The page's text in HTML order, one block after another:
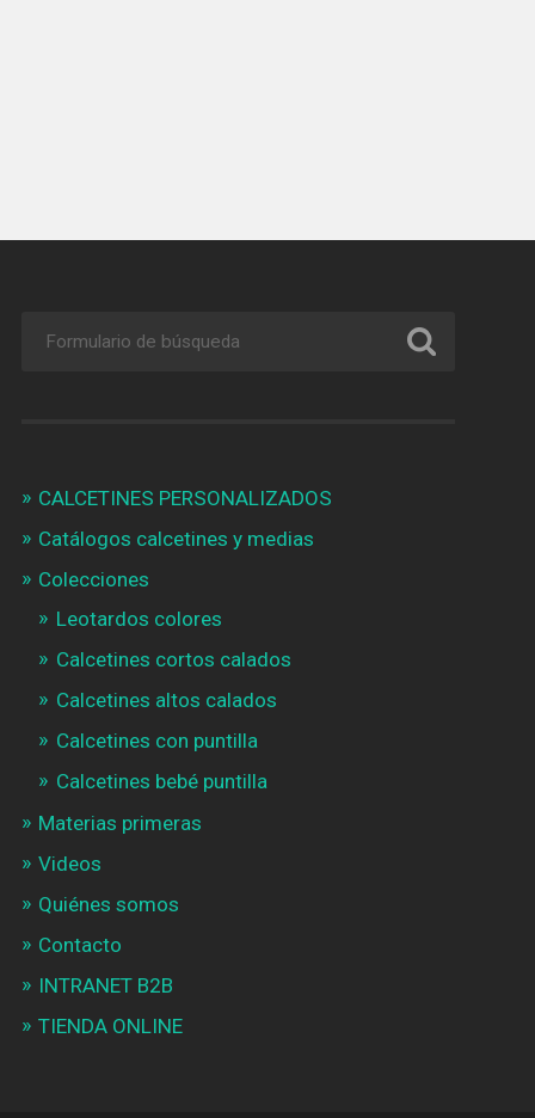
CALCETINES PERSONALIZADOS
Catálogos calcetines y medias
Colecciones
Leotardos colores
Calcetines cortos calados
Calcetines altos calados
Calcetines con puntilla
Calcetines bebé puntilla
Materias primeras
Videos
Quiénes somos
Contacto
INTRANET B2B
TIENDA ONLINE